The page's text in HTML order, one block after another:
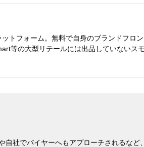
トフォーム。無料で自身のブランドフロ
等の大型リテールには出品していないス
社でバイヤーへもアプローチされるなど